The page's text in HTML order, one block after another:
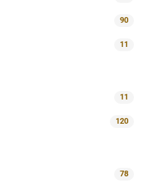
90
11
11
120
78